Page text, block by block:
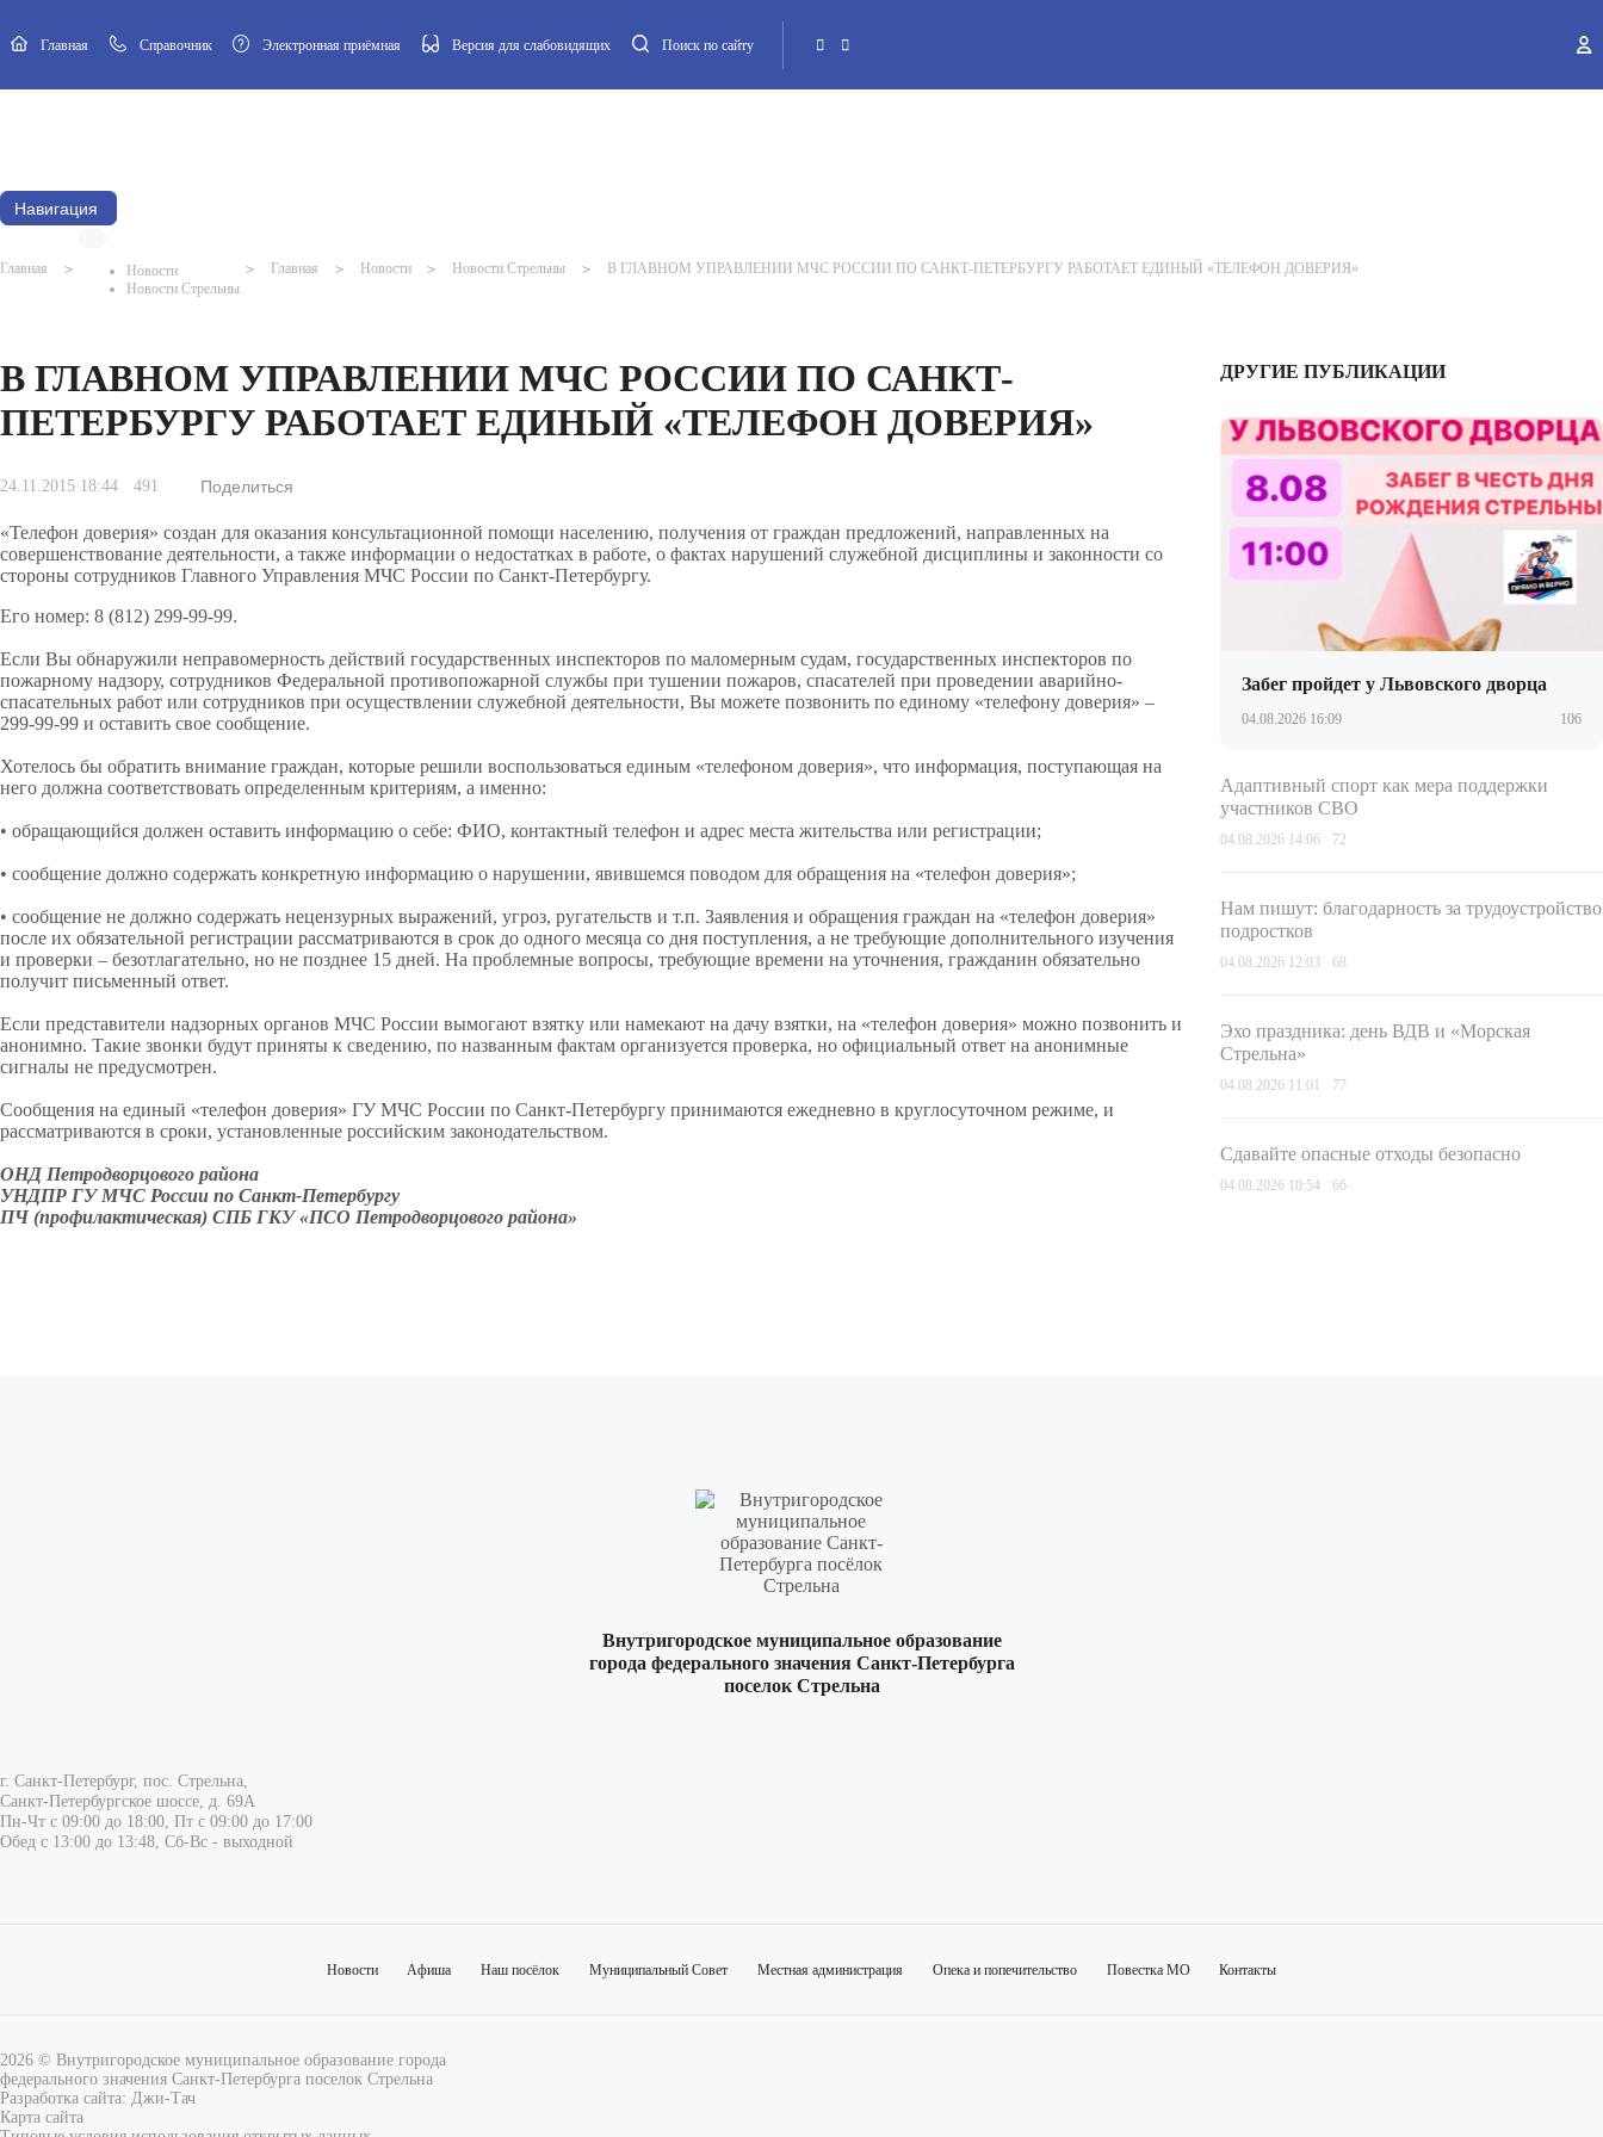
Главная Cправочник Электронная приёмная Версия для слабовидящих Поиск по сайту
Навигация
Главная >
Новости
Новости Стрельны
> Главная > Новости > Новости Стрельны > В ГЛАВНОМ УПРАВЛЕНИИ МЧС РОССИИ ПО САНКТ-ПЕТЕРБУРГУ РАБОТАЕТ ЕДИНЫЙ «ТЕЛЕФОН ДОВЕРИЯ»
В ГЛАВНОМ УПРАВЛЕНИИ МЧС РОССИИ ПО САНКТ-
ПЕТЕРБУРГУ РАБОТАЕТ ЕДИНЫЙ «ТЕЛЕФОН ДОВЕРИЯ»
24.11.2015 18:44 491 Поделиться
«Телефон доверия» создан для оказания консультационной помощи населению, получения от граждан предложений, направленных на
совершенствование деятельности, а также информации о недостатках в работе, о фактах нарушений служебной дисциплины и законности со
стороны сотрудников Главного Управления МЧС России по Санкт-Петербургу.
Его номер: 8 (812) 299-99-99.
Если Вы обнаружили неправомерность действий государственных инспекторов по маломерным судам, государственных инспекторов по
пожарному надзору, сотрудников Федеральной противопожарной службы при тушении пожаров, спасателей при проведении аварийно-
спасательных работ или сотрудников при осуществлении служебной деятельности, Вы можете позвонить по единому «телефону доверия» –
299-99-99 и оставить свое сообщение.
Хотелось бы обратить внимание граждан, которые решили воспользоваться единым «телефоном доверия», что информация, поступающая на
него должна соответствовать определенным критериям, а именно:
• обращающийся должен оставить информацию о себе: ФИО, контактный телефон и адрес места жительства или регистрации;
• сообщение должно содержать конкретную информацию о нарушении, явившемся поводом для обращения на «телефон доверия»;
• сообщение не должно содержать нецензурных выражений, угроз, ругательств и т.п. Заявления и обращения граждан на «телефон доверия»
после их обязательной регистрации рассматриваются в срок до одного месяца со дня поступления, а не требующие дополнительного изучения
и проверки – безотлагательно, но не позднее 15 дней. На проблемные вопросы, требующие времени на уточнения, гражданин обязательно
получит письменный ответ.
Если представители надзорных органов МЧС России вымогают взятку или намекают на дачу взятки, на «телефон доверия» можно позвонить и
анонимно. Такие звонки будут приняты к сведению, по названным фактам организуется проверка, но официальный ответ на анонимные
сигналы не предусмотрен.
Сообщения на единый «телефон доверия» ГУ МЧС России по Санкт-Петербургу принимаются ежедневно в круглосуточном режиме, и
рассматриваются в сроки, установленные российским законодательством.
ОНД Петродворцового района
УНДПР ГУ МЧС России по Санкт-Петербургу
ПЧ (профилактическая) СПБ ГКУ «ПСО Петродворцового района»
ДРУГИЕ ПУБЛИКАЦИИ
Забег пройдет у Львовского дворца
04.08.2026 16:09 106
Адаптивный спорт как мера поддержки
участников СВО
04.08.2026 14:06 72
Нам пишут: благодарность за трудоустройство
подростков
04.08.2026 12:03 68
Эхо праздника: день ВДВ и «Морская
Стрельна»
04.08.2026 11:01 77
Сдавайте опасные отходы безопасно
04.08.2026 10:54 66
Внутригородское муниципальное образование
города федерального значения Санкт-Петербурга
поселок Стрельна
г. Санкт-Петербург, пос. Стрельна,
Санкт-Петербургское шоссе, д. 69А
Пн-Чт с 09:00 до 18:00, Пт с 09:00 до 17:00
Обед с 13:00 до 13:48, Сб-Вс - выходной
Новости Афиша Наш посёлок Муниципальный Совет Местная администрация Опека и попечительство Повестка МО Контакты
2026 © Внутригородское муниципальное образование города
федерального значения Санкт-Петербурга поселок Стрельна
Разработка сайта: Джи-Тач
Карта сайта